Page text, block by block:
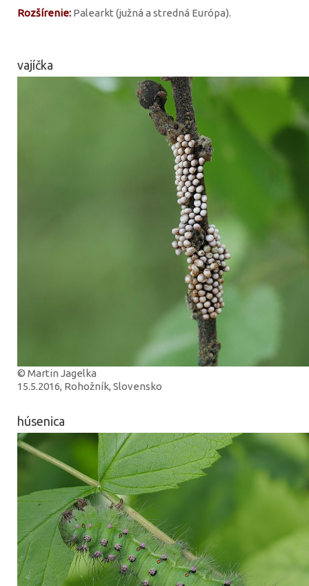
Rozšírenie: Palearkt (južná a stredná Európa).
vajíčka
© Martin Jagelka
15.5.2016, Rohožník, Slovensko
húsenica